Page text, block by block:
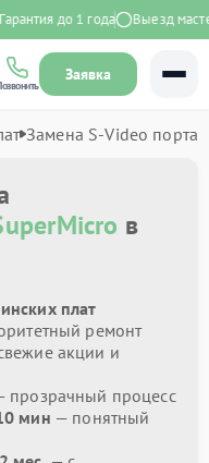
до 1 года Выезд
Заявка
Замена S-Video порта
в
плат
ремонт
акции и
прозрачный процесс
мин — понятный